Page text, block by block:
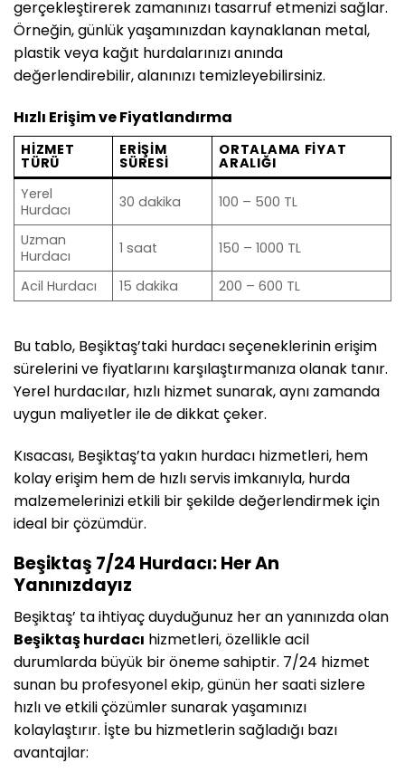
gerçekleştirerek zamanınızı tasarruf etmenizi sağlar.
Örneğin, günlük yaşamınızdan kaynaklanan metal,
plastik veya kağıt hurdalarınızı anında
değerlendirebilir, alanınızı temizleyebilirsiniz.
Hızlı Erişim ve Fiyatlandırma
HIZMET
TÜRÜ
ERIŞIM
SÜRESI
ORTALAMA FIYAT
ARALIĞI
Yerel
Hurdacı
30 dakika 100 – 500 TL
Uzman
Hurdacı
1 saat 150 – 1000 TL
Acil Hurdacı 15 dakika 200 – 600 TL
Bu tablo, Beşiktaş’taki hurdacı seçeneklerinin erişim
sürelerini ve fiyatlarını karşılaştırmanıza olanak tanır.
Yerel hurdacılar, hızlı hizmet sunarak, aynı zamanda
uygun maliyetler ile de dikkat çeker.
Kısacası, Beşiktaş’ta yakın hurdacı hizmetleri, hem
kolay erişim hem de hızlı servis imkanıyla, hurda
malzemelerinizi etkili bir şekilde değerlendirmek için
ideal bir çözümdür.
Beşiktaş 7/24 Hurdacı: Her An
Yanınızdayız
Beşiktaş’ ta ihtiyaç duyduğunuz her an yanınızda olan
Beşiktaş hurdacı hizmetleri, özellikle acil
durumlarda büyük bir öneme sahiptir. 7/24 hizmet
sunan bu profesyonel ekip, günün her saati sizlere
hızlı ve etkili çözümler sunarak yaşamınızı
kolaylaştırır. İşte bu hizmetlerin sağladığı bazı
avantajlar: